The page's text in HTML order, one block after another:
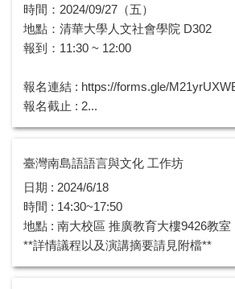
出版品 Publication
相關課程 Austronesian Related Courses
相關論文 Related Thesis
備忘錄 MOU
相關連結 Links
電子報 Newsletter
時間：2024/09/27（五）
地點：清華大學人文社會學院 D302
報到：11:30 ~ 12:00
報名連結 : https://forms.gle/
報名截止 : 2...
臺灣南島語語言與文化 工作坊
日期 : 2024/6/18
時間 : 14:30~17:50
地點 : 南大校區 推廣教育大樓9426教室
**詳情議程以及演講摘要請見附檔**